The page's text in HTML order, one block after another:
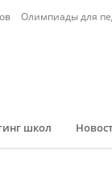
Олимпиады для
школ